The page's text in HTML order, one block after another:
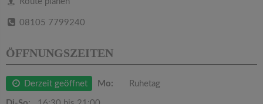
08105 7799240
ÖFFNUNGSZEITEN
Derzeit geöffnet Mo: Ruhetag
a